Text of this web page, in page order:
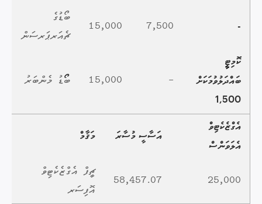
-
7,500
15,000
ބޯޑުގެ
ޗެއަރޕަރސަން
ކޮމިޓީީ
ބައްދަލުވުމަކަށް
1,500
-
15,000 ބޯޯޑު މެންބަރު
އެގްޒެކެޓިވް
އެލަވަންސް
އަސާސީ މުސާރަ މަޤާމް
25,000
58,457.07
ޗީފް އެގްޒެކެޓިވް
އޮފިސަރ